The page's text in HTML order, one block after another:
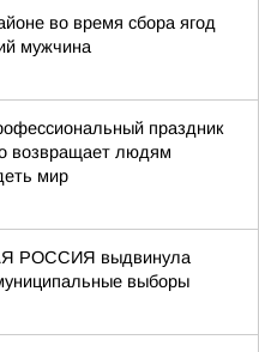
во время сбора ягод
мужчина
праздник
возвращает людям
мир
РОССИЯ выдвинула
выборы